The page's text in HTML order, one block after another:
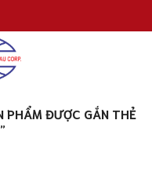
PHẨM ĐƯỢC GẮN THẺ